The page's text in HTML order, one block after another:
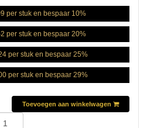
per stuk en bespaar 10%
per stuk en bespaar 20%
per stuk en bespaar 25%
per stuk en bespaar 29%
Toevoegen aan winkelwagen